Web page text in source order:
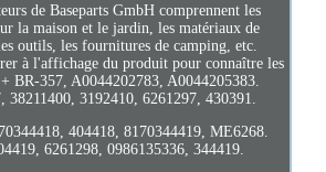
de Baseparts GmbH comprennent les
la maison et le jardin, les matériaux de
outils, les fournitures de camping, etc.
à l'affichage du produit pour connaître les
BR-357, A0044202783, A0044205383.
38211400, 3192410, 6261297, 430391.
404418, 8170344419, ME6268.
6261298, 0986135336, 344419.